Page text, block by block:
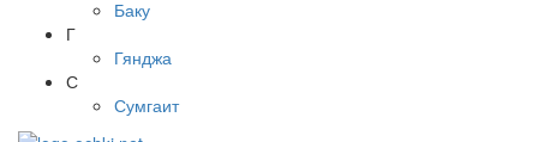
Баку
Г
Гянджа
С
Сумгаит